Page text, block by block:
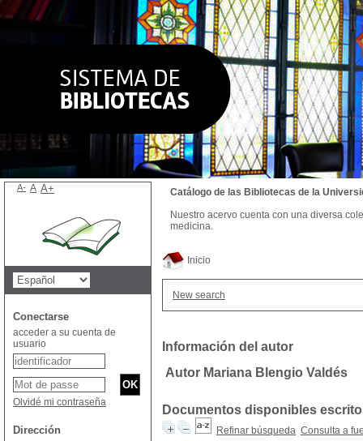
Inicio
New search
Información del autor
Autor Mariana Blengio Valdés
Documentos disponibles
Refinar búsqueda Consulta a
Catálogo de las Bibliotecas de la
Nuestro acervo cuenta con una diversa
medicina.
A- A A+
Conectarse
acceder a su cuenta de
usuario
Olvidé mi contraseña
Dirección